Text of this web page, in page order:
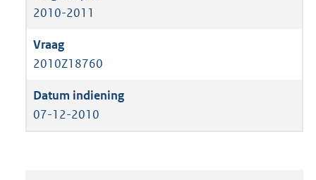
2010-2011
2010Z18760
07-12-2010